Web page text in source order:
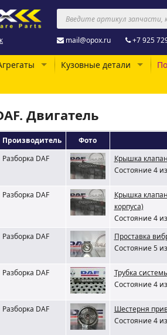
mail@opox.ru +7 925
Кузовные детали
Двигатель
Производитель
Фото
Разборка DAF
Крышка
Состояние 4
Разборка DAF
Крышка
корпуса)
Состояние 4
Разборка DAF
Проставка
Состояние 5
Разборка DAF
Трубка
Состояние 4
Разборка DAF
Шестерня
Состояние 4